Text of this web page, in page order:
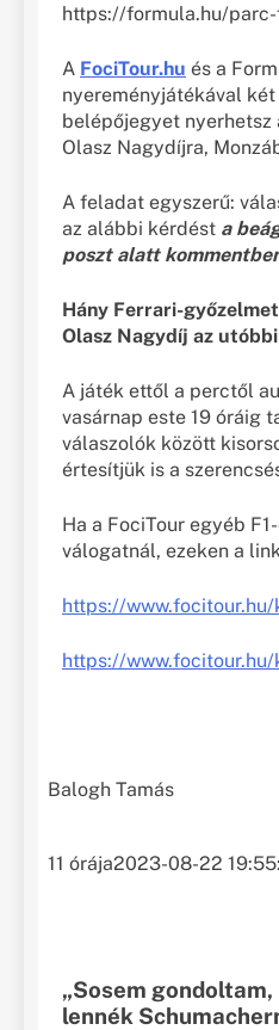
https://formula.hu/
A FociTour.hu és a
nyereményjátékával
belépőjegyet nyerhetsz
Olasz Nagydíjra,
A feladat egyszerű:
az alábbi kérdést a
poszt alatt
Hány Ferrari-
Olasz Nagydíj az
A játék ettől a perctől
vasárnap este 19 óráig
válaszolók között
értesítjük is a
Ha a FociTour egyéb
válogatnál, ezeken a
https://
https://
Balogh Tamás
11 órája2023-08-22
„Sosem
lennék